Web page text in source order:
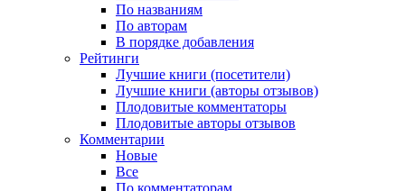
По названиям
По авторам
В порядке добавления
Рейтинги
Лучшие книги (посетители)
Лучшие книги (авторы отзывов)
Плодовитые комментаторы
Плодовитые авторы отзывов
Комментарии
Новые
Все
По комментаторам